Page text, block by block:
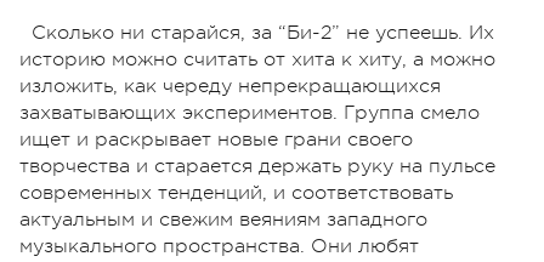
Сколько ни старайся, за “Би-2” не успеешь. Их
историю можно считать от хита к хиту, а можно
изложить, как череду непрекращающихся
захватывающих экспериментов. Группа смело
ищет и раскрывает новые грани своего
творчества и старается держать руку на пульсе
современных тенденций, и соответствовать
актуальным и свежим веяниям западного
музыкального пространства. Они любят